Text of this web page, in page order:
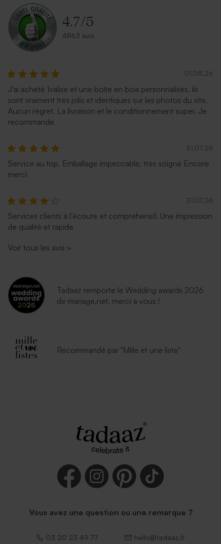
4.7/5
4863 avis
01.08.26
J'ai acheté 1valise et une boîte en bois personnalisés, ils
sont vraiment très jolis et identiques sur les photos du site.
Aucun regret. La livraison et le conditionnement super. Je
recommande
31.07.26
Service au top. Emballage impeccable, très soigné Encore
merci
31.07.26
Services clients à l’écoute et compréhensif. Une impression
de qualité et rapide
Voir tous les avis >
Tadaaz remporte le Wedding awards 2026
de mariage.net, merci à vous !
Recommandé par "Mille et une liste"
Vous avez une question ou une remarque ?
03 20 23 49 77 hello@tadaaz.fr